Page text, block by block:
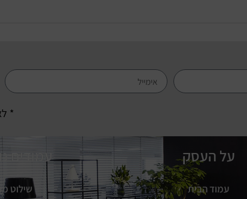
*
על העסק
עמוד הבית
עמודים
שילוט